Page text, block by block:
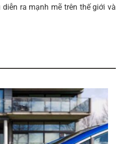
ra mạnh mẽ trên thế giới và